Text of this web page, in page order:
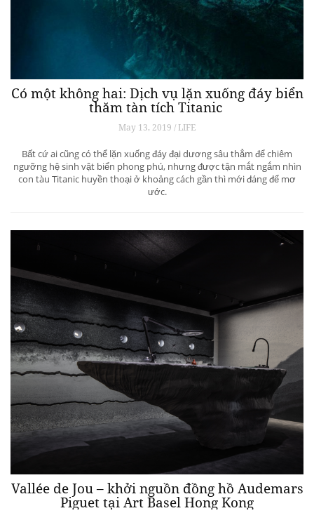
Có một không hai: Dịch vụ lặn xuống đáy biển
thăm tàn tích Titanic
May 13, 2019 / LIFE
Bất cứ ai cũng có thể lặn xuống đáy đại dương sâu thẳm để chiêm
ngưỡng hệ sinh vật biển phong phú, nhưng được tận mắt ngắm nhìn
con tàu Titanic huyền thoại ở khoảng cách gần thì mới đáng để mơ
ước.
Vallée de Jou – khởi nguồn đồng hồ Audemars
Piguet tại Art Basel Hong Kong